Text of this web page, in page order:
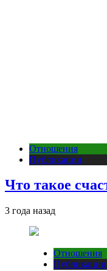
Отношения
Публикации
Что такое
3 года назад
Отношения
Публикации